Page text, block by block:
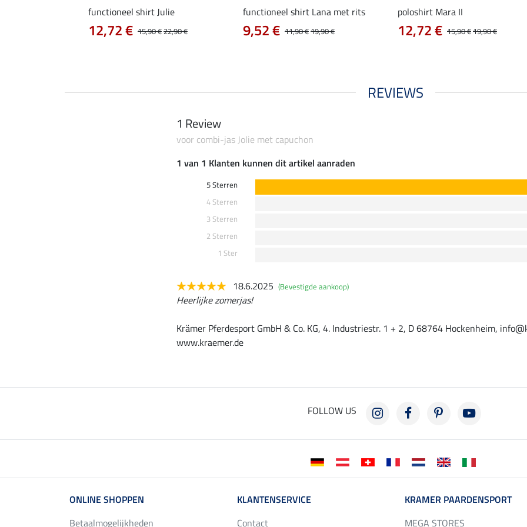
functioneel shirt Julie
15,90 €22,90 €
12,72 €
functioneel shirt Lana met rits
11,90 €19,90 €
9,52 €
poloshirt Mara II
15,90 €19,90 €
12,72 €
REVIEWS
1 Review
voor combi-jas Jolie met capuchon
1 van 1 Klanten kunnen dit artikel aanraden
5 Sterren
4 Sterren
3 Sterren
2 Sterren
1 Ster
18.6.2025 (Bevestigde aankoop)
Heerlijke zomerjas!
Krämer Pferdesport GmbH & Co. KG, 4. Industriestr. 1 + 2, D 68764 Hockenheim,
www.kraemer.de
FOLLOW US
ONLINE SHOPPEN
Betaalmogelijkheden
KLANTENSERVICE
Contact
KRAMER PAARDENSPORT
MEGA STORES